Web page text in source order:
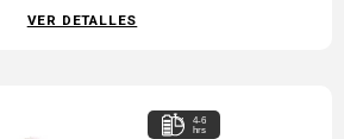
VER DETALLES
4-6
hrs